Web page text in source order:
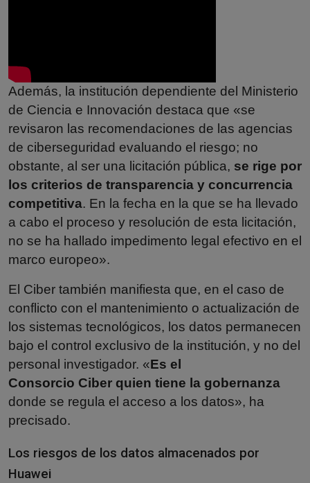
Además, la institución dependiente del Ministerio
de Ciencia e Innovación destaca que «se
revisaron las recomendaciones de las agencias
de ciberseguridad evaluando el riesgo; no
obstante, al ser una licitación pública, se rige por
los criterios de transparencia y concurrencia
competitiva. En la fecha en la que se ha llevado
a cabo el proceso y resolución de esta licitación,
no se ha hallado impedimento legal efectivo en el
marco europeo».
El Ciber también manifiesta que, en el caso de
conflicto con el mantenimiento o actualización de
los sistemas tecnológicos, los datos permanecen
bajo el control exclusivo de la institución, y no del
personal investigador. «Es el
Consorcio Ciber quien tiene la gobernanza
donde se regula el acceso a los datos», ha
precisado.
Los riesgos de los datos almacenados por
Huawei